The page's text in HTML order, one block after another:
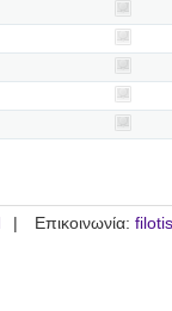
Επικοινωνία: